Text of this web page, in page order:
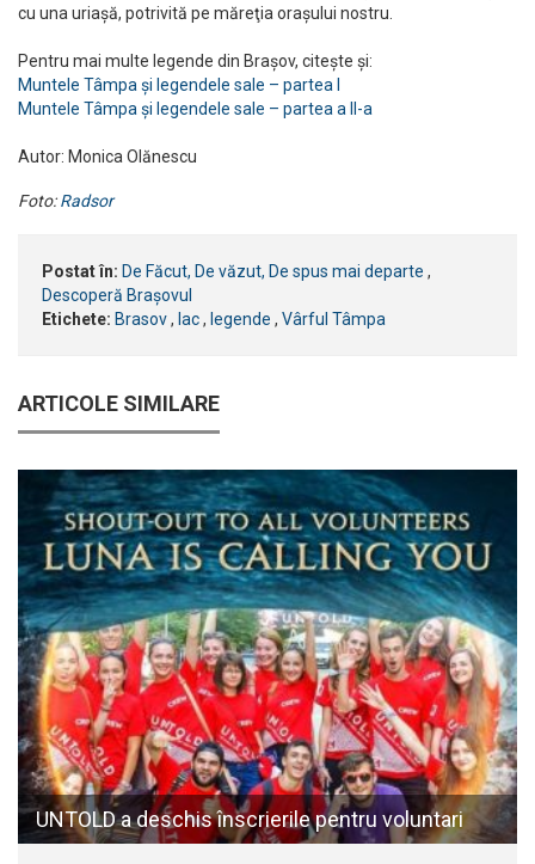
cu una uriaşă, potrivită pe măreţia oraşului nostru.
Pentru mai multe legende din Brașov, citește și:
Muntele Tâmpa și legendele sale – partea I
Muntele Tâmpa și legendele sale – partea a II-a
Autor: Monica Olănescu
Foto:Radsor
Postat în: De Făcut, De văzut, De spus mai departe ,
Descoperă Brașovul
Etichete: Brasov, lac, legende , Vârful Tâmpa
ARTICOLE SIMILARE
UNTOLD a deschis înscrierile pentru voluntari